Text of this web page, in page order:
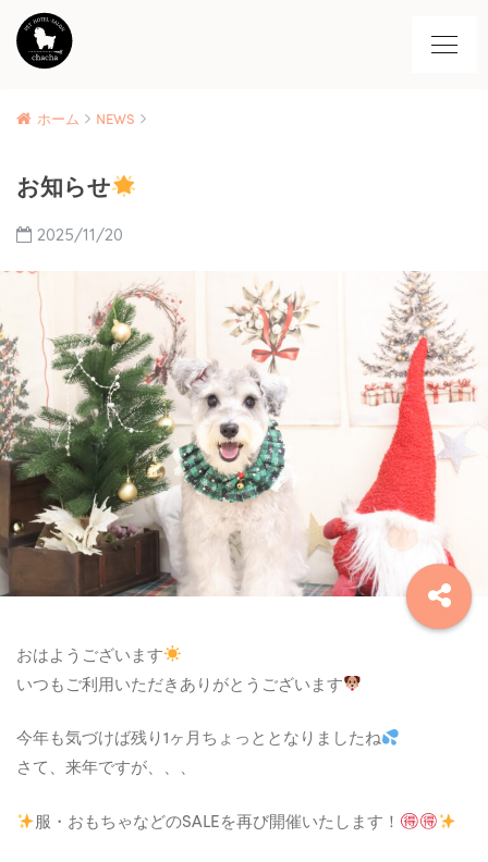
ホーム NEWS
お知らせ
2025/11/20
おはようございます
いつもご利用いただきありがとうございます
今年も気づけば残り1ヶ月ちょっととなりましたね
さて、来年ですが、、、
服・おもちゃなどのSALEを再び開催いたします！